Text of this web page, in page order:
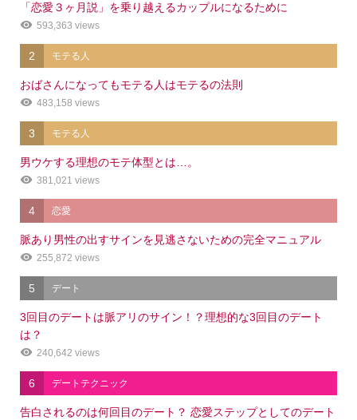
「恋愛３ヶ月説」を乗り越えるカップルになるために
593,363 views
2 モテる人
おばさんになってもモテる人はモテるの法則
483,158 views
3 モテる人
男ウケする理想のモテ体型とは…。
381,021 views
4 恋愛
脈あり男性の出すサインを見逃さないための完全マニュアル
255,872 views
5 デート
3回目のデートは脈アリのサイン！？理想的な3回目のデート
は？
240,642 views
6 デートテクニック
告白されるのは何回目のデート？ 恋愛ステップとしてのデート